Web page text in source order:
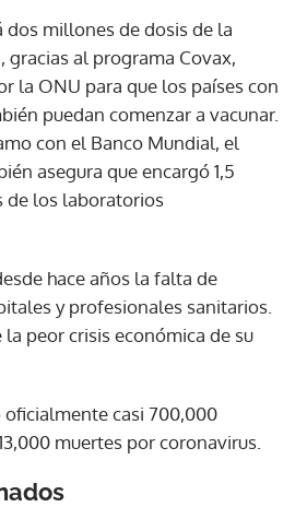
dos millones de dosis de la
gracias al programa Covax,
la ONU para que los países con
puedan comenzar a vacunar.
con el Banco Mundial, el
asegura que encargó 1,5
de los laboratorios
hace años la falta de
y profesionales sanitarios.
peor crisis económica de su
oficialmente casi 700,000
muertes por coronavirus.